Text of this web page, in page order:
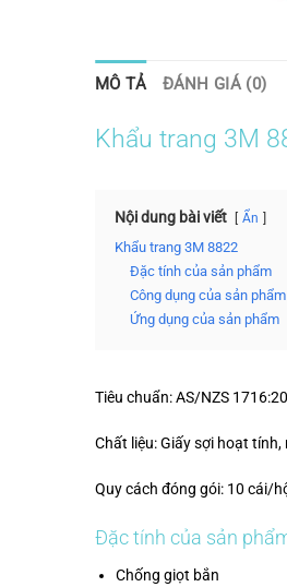
MÔ TẢ ĐÁNH GIÁ (0)
Khẩu trang 3M
Nội dung bài viết Ẩn
Khẩu trang 3M 8822
Đặc tính của sản phẩm
Công dụng của sản phẩm
Ứng dụng của sản phẩm
Tiêu chuẩn: AS/NZS
Chất liệu: Giấy sợi hoạt
Quy cách đóng gói: 10 cái/
Đặc tính của sản
Chống giọt bắn